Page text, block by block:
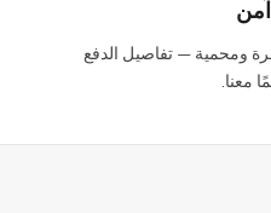
ومحمية — تفاصيل الدفع
معنا.